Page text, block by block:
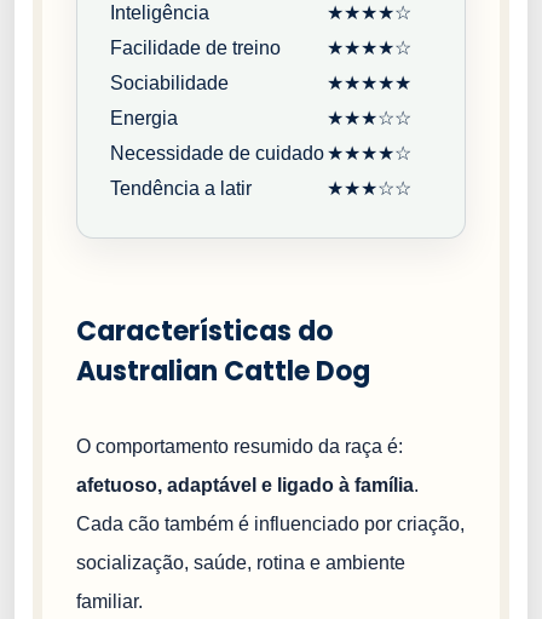
Inteligência
★★★★☆
Facilidade de treino
★★★★☆
Sociabilidade
★★★★★
Energia
★★★☆☆
Necessidade de cuidado★★★★☆
Tendência a latir
★★★☆☆
Características do
Australian Cattle Dog
O comportamento resumido da raça é:
afetuoso, adaptável e ligado à família.
Cada cão também é influenciado por criação,
socialização, saúde, rotina e ambiente
familiar.